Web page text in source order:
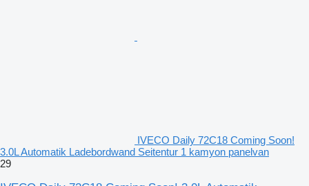
IVECO Daily 72C18 Coming Soon!
3.0L Automatik Ladebordwand Seitentur 1 kamyon panelvan
29